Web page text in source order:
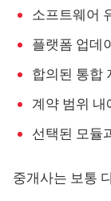
소프트웨어
플랫폼 업데
합의된 통합
계약 범위 내
선택된 모듈
중개사는 보통